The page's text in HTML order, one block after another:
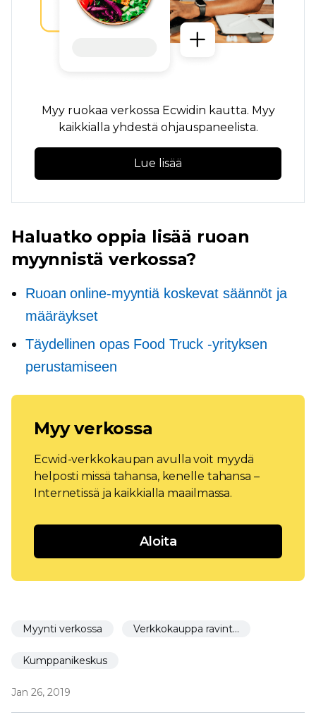
Myy ruokaa verkossa Ecwidin kautta. Myy
kaikkialla yhdestä ohjauspaneelista.
Lue lisää
Haluatko oppia lisää ruoan
myynnistä verkossa?
Ruoan online-myyntiä koskevat säännöt ja
määräykset
Täydellinen opas Food Truck -yrityksen
perustamiseen
Myy verkossa
Ecwid-verkkokaupan avulla voit myydä
helposti missä tahansa, kenelle tahansa –
Internetissä ja kaikkialla maailmassa.
Aloita
Myynti verkossa Verkkokauppa ravintoloihin
Kumppanikeskus
Jan 26, 2019